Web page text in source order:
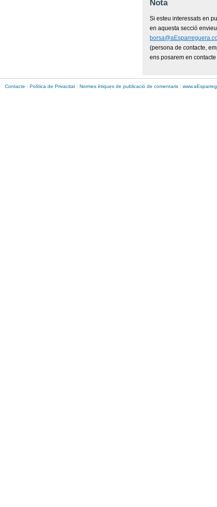
Nota
Si esteu interessats en
en aquesta secció
(persona de contacte,
ens posarem en
Contacte | Política de Privacitat | Normes ètiques de publicació de comentaris | www.